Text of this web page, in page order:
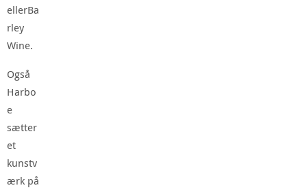
ellerBa
rley
Wine.
Også
Harbo
e
sætter
et
kunstv
ærk på